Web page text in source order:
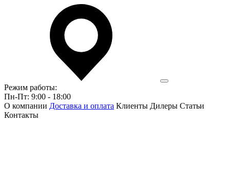
Режим работы:
Пн-Пт: 9:00 - 18:00
О компании Доставка и оплата Клиенты Дилеры Статьи
Контакты